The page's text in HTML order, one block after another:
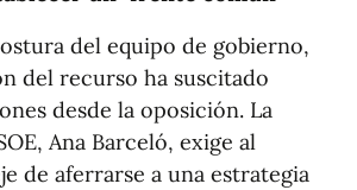
del equipo de gobierno,
del recurso ha suscitado
desde la oposición. La
Ana Barceló, exige al
de aferrarse a una estrategia